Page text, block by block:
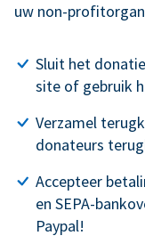
uw non-
Sluit het
site of gebruik
Verzamel
donateurs
Accepteer
en SEPA-
Paypal!